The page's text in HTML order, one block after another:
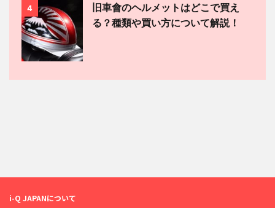
4
旧車會のヘルメットはどこで買え
る？種類や買い方について解説！
i-Q JAPANについて